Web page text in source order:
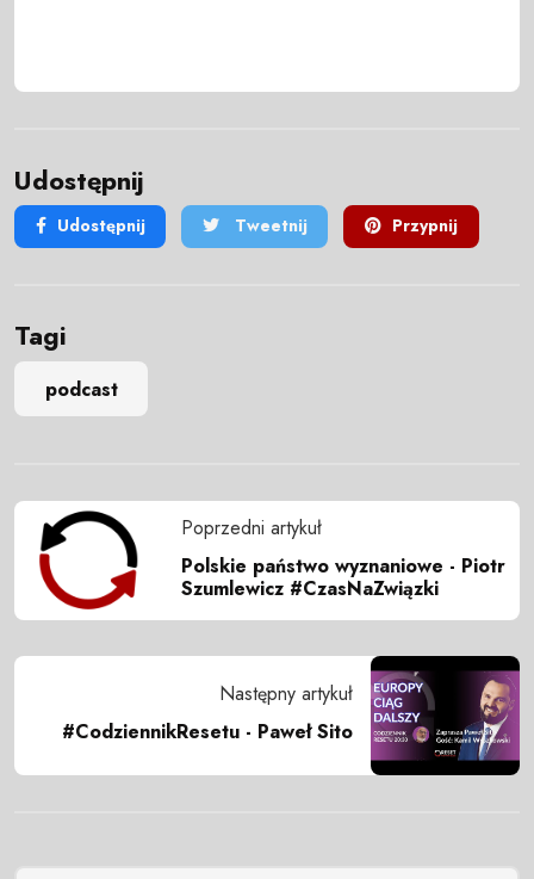
Udostępnij
Udostępnij Tweetnij Przypnij
Tagi
podcast
Poprzedni artykuł
Polskie państwo wyznaniowe - Piotr
Szumlewicz #CzasNaZwiązki
Następny artykuł
#CodziennikResetu - Paweł Sito